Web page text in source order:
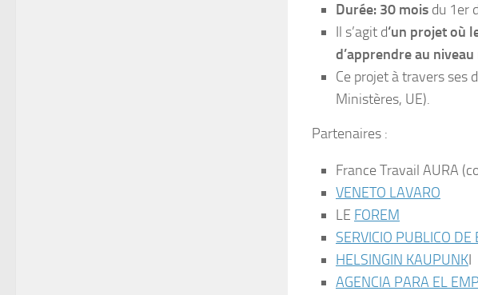
Durée: 30 mois du 1er
Il s’agit d‘un projet où
d’apprendre au
Ce projet à travers ses
Ministères, UE).
Partenaires :
France Travail AURA
VENETO LAVARO
LE FOREM
SERVICIO PUBLICO
HELSINGIN KAUPUNKI
AGENCIA PARA EL